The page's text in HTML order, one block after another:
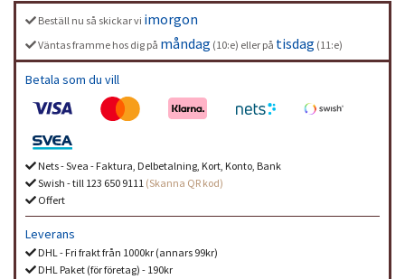
Beställ nu så skickar vi imorgon
Väntas framme hos dig på måndag (10:e) eller på tisdag (11:e)
Betala som du vill
Nets - Svea - Faktura, Delbetalning, Kort, Konto, Bank
Swish - till 123 650 9111 (Skanna QR kod)
Offert
Leverans
DHL - Fri frakt från 1000kr (annars 99kr)
DHL Paket (för företag) - 190kr